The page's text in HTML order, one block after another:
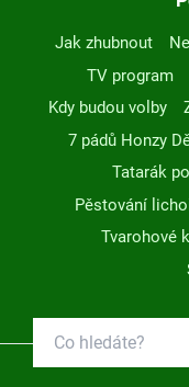
Jak zhubnout
TV program
Kdy budou volby
7 pádů Honzy
Tatarák
Pěstování
Tvarohové